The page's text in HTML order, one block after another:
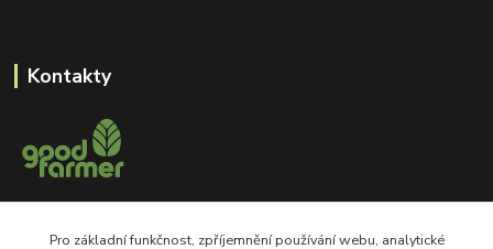
Kontakty
+420 605 550 660
Pro základní funkčnost, zpříjemnění používání webu, analytické